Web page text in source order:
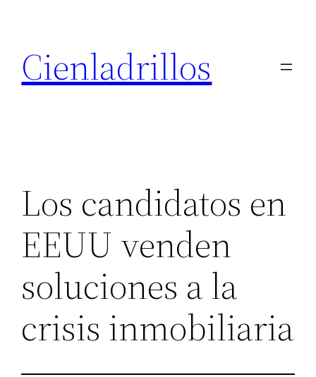
contenido
Cienladrillos
Los candidatos en
EEUU venden
soluciones a la
crisis inmobiliaria